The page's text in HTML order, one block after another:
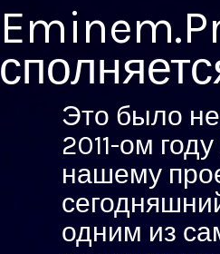
Это было
2011-ом
нашему
одним из